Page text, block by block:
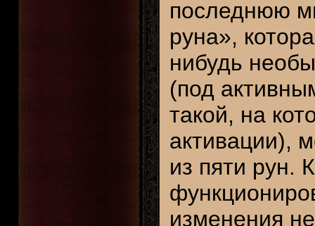
последнюю
руна»,
нибудь
(под
такой, на
активации),
из пяти рун.
изменения